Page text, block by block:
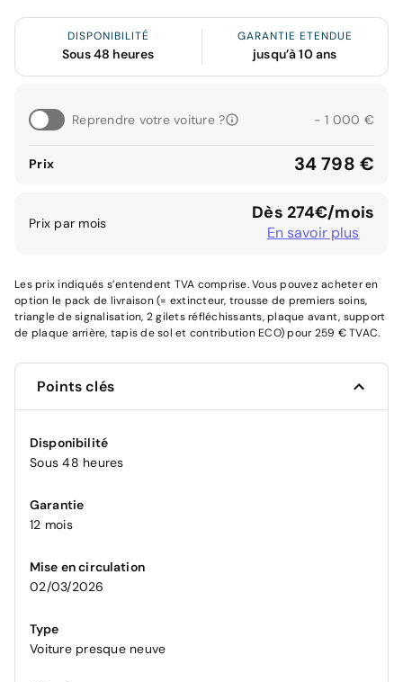
DISPONIBILITÉ
Sous 48 heures
GARANTIE ETENDUE
jusqu’à 10 ans
Reprendre votre voiture ? - 1 000 €
Prix 34 798 €
Prix par mois Dès 274€/mois
En savoir plus
Les prix indiqués s’entendent TVA comprise. Vous pouvez acheter en
option le pack de livraison (= extincteur, trousse de premiers soins,
triangle de signalisation, 2 gilets réfléchissants, plaque avant, support
de plaque arrière, tapis de sol et contribution ECO) pour 259 € TVAC.
Points clés
Disponibilité
Sous 48 heures
Garantie
12 mois
Mise en circulation
02/03/2026
Type
Voiture presque neuve